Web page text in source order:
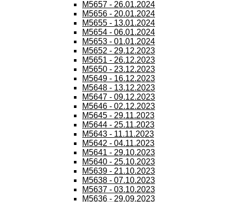
M5657 - 26.01.2024
M5656 - 20.01.2024
M5655 - 13.01.2024
M5654 - 06.01.2024
M5653 - 01.01.2024
M5652 - 29.12.2023
M5651 - 26.12.2023
M5650 - 23.12.2023
M5649 - 16.12.2023
M5648 - 13.12.2023
M5647 - 09.12.2023
M5646 - 02.12.2023
M5645 - 29.11.2023
M5644 - 25.11.2023
M5643 - 11.11.2023
M5642 - 04.11.2023
M5641 - 29.10.2023
M5640 - 25.10.2023
M5639 - 21.10.2023
M5638 - 07.10.2023
M5637 - 03.10.2023
M5636 - 29.09.2023